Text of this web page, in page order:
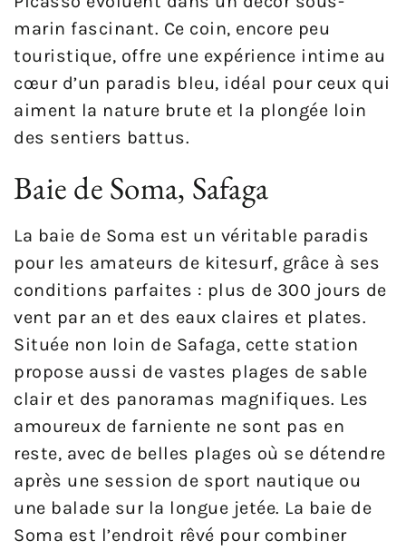
marin fascinant. Ce coin, encore peu
touristique, offre une expérience intime au
cœur d’un paradis bleu, idéal pour ceux qui
aiment la nature brute et la plongée loin
des sentiers battus.
Baie de Soma, Safaga
La baie de Soma est un véritable paradis
pour les amateurs de kitesurf, grâce à ses
conditions parfaites : plus de 300 jours de
vent par an et des eaux claires et plates.
Située non loin de Safaga, cette station
propose aussi de vastes plages de sable
clair et des panoramas magnifiques. Les
amoureux de farniente ne sont pas en
reste, avec de belles plages où se détendre
après une session de sport nautique ou
une balade sur la longue jetée. La baie de
Soma est l’endroit rêvé pour combiner